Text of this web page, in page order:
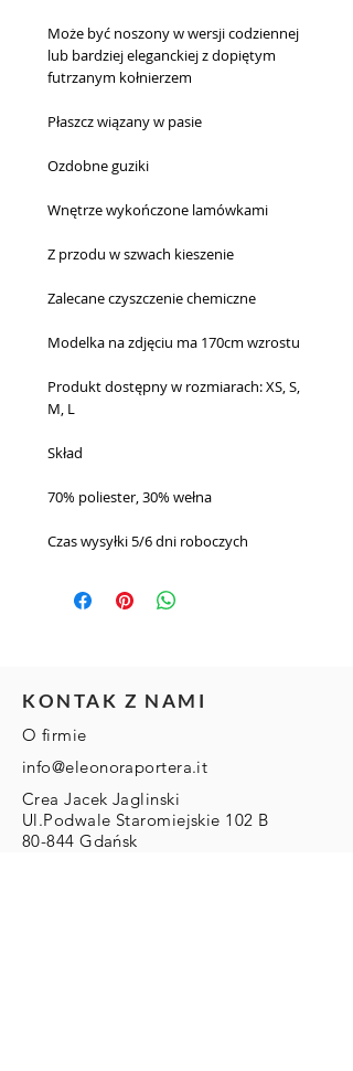
Może być noszony w wersji codziennej
lub bardziej eleganckiej z dopiętym
futrzanym kołnierzem
Płaszcz wiązany w pasie
Ozdobne guziki
Wnętrze wykończone lamówkami
Z przodu w szwach kieszenie
Zalecane czyszczenie chemiczne
Modelka na zdjęciu ma 170cm wzrostu
Produkt dostępny w rozmiarach: XS, S,
M, L
Skład
70% poliester, 30% wełna
Czas wysyłki 5/6 dni roboczych
KONTAK Z NAMI
O firmie
info@eleonoraportera.it
Crea Jacek Jaglinski
Ul.Podwale Staromiejskie 102 B
80-844 Gdańsk